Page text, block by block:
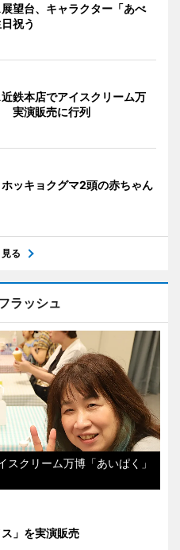
望台、キャラクター「あべ
祝う
鉄本店でアイスクリーム万
実演販売に行列
ッキョクグマ2頭の赤ちゃん
る
ラッシュ
クリーム万博「あいぱく」
ス」を実演販売